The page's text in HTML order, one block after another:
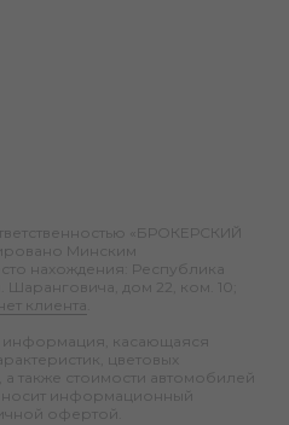
«БРОКЕРСКИЙ
Минским
нахождения: Республика
Шаранговича, дом 22, ком. 10;
клиента
информация, касающаяся
цветовых
а также стоимости автомобилей
информационный
офертой.